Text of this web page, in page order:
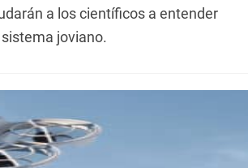
a los científicos a entender
joviano.